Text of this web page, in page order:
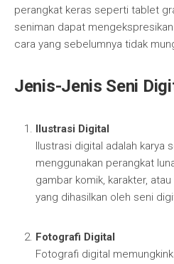
perangkat keras seperti tablet
seniman dapat
cara yang sebelumnya tidak
Jenis-Jenis Seni
Ilustrasi Digital
Ilustrasi digital adalah karya
menggunakan perangkat
gambar komik, karakter,
yang dihasilkan oleh seni
Fotografi Digital
Fotografi digital